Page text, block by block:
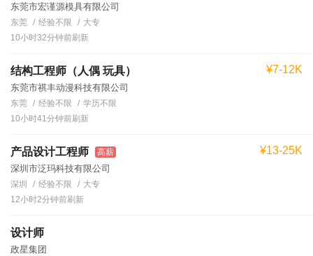
东莞市宏谨源模具有限公司
东莞 经验不限
大专
10小时32分钟前刷新
结构工程师（人偶 玩具）
东莞市祺丰动漫科技有限公司
¥7-12K
东莞 经验不限
学历不限
10小时41分钟前刷新
产品设计工程师 高薪
深圳市泛玛科技有限公司
¥13-25K
深圳 经验不限
大专
12小时2分钟前刷新
设计师
政星集团